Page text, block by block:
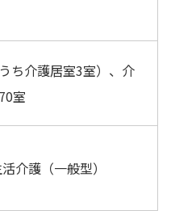
ち介護居室3室）、介
室
介護（一般型）